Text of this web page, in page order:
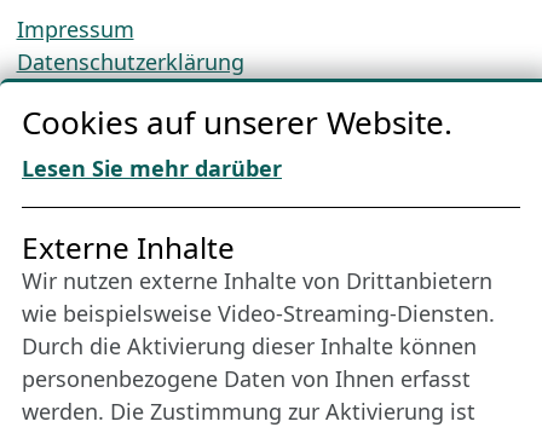
Impressum
Datenschutzerklärung
AGBs
Download „Nordic Tango“
Freundes­kreis
Bleiben Sie uns das ganze Jahr über verbunden:
Werden Sie Freund der Nordischen Filmtage
Lübeck.
Cookies auf unserer Website.
Lesen Sie mehr darüber
Externe Inhalte
Wir nutzen externe Inhalte von Drittanbietern
wie beispielsweise Video-Streaming-Diensten.
Durch die Aktivierung dieser Inhalte können
personenbezogene Daten von Ihnen erfasst
werden. Die Zustimmung zur Aktivierung ist